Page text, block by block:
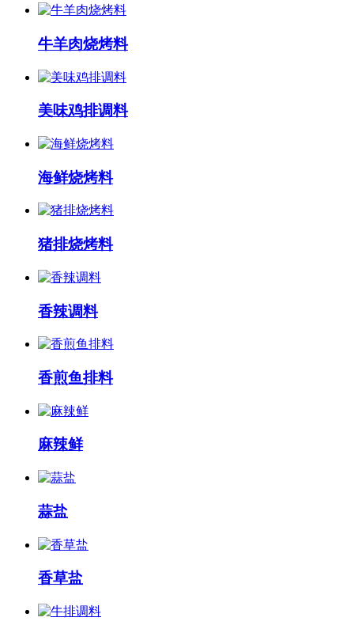
牛羊肉烧烤料
美味鸡排调料
海鲜烧烤料
猪排烧烤料
香辣调料
香煎鱼排料
麻辣鲜
蒜盐
香草盐